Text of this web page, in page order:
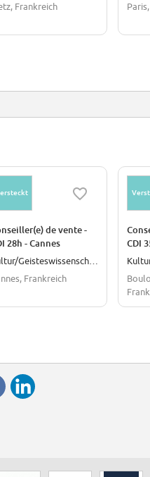
Frankreich
de vente -
28h - Cannes
Frankreich
CDI